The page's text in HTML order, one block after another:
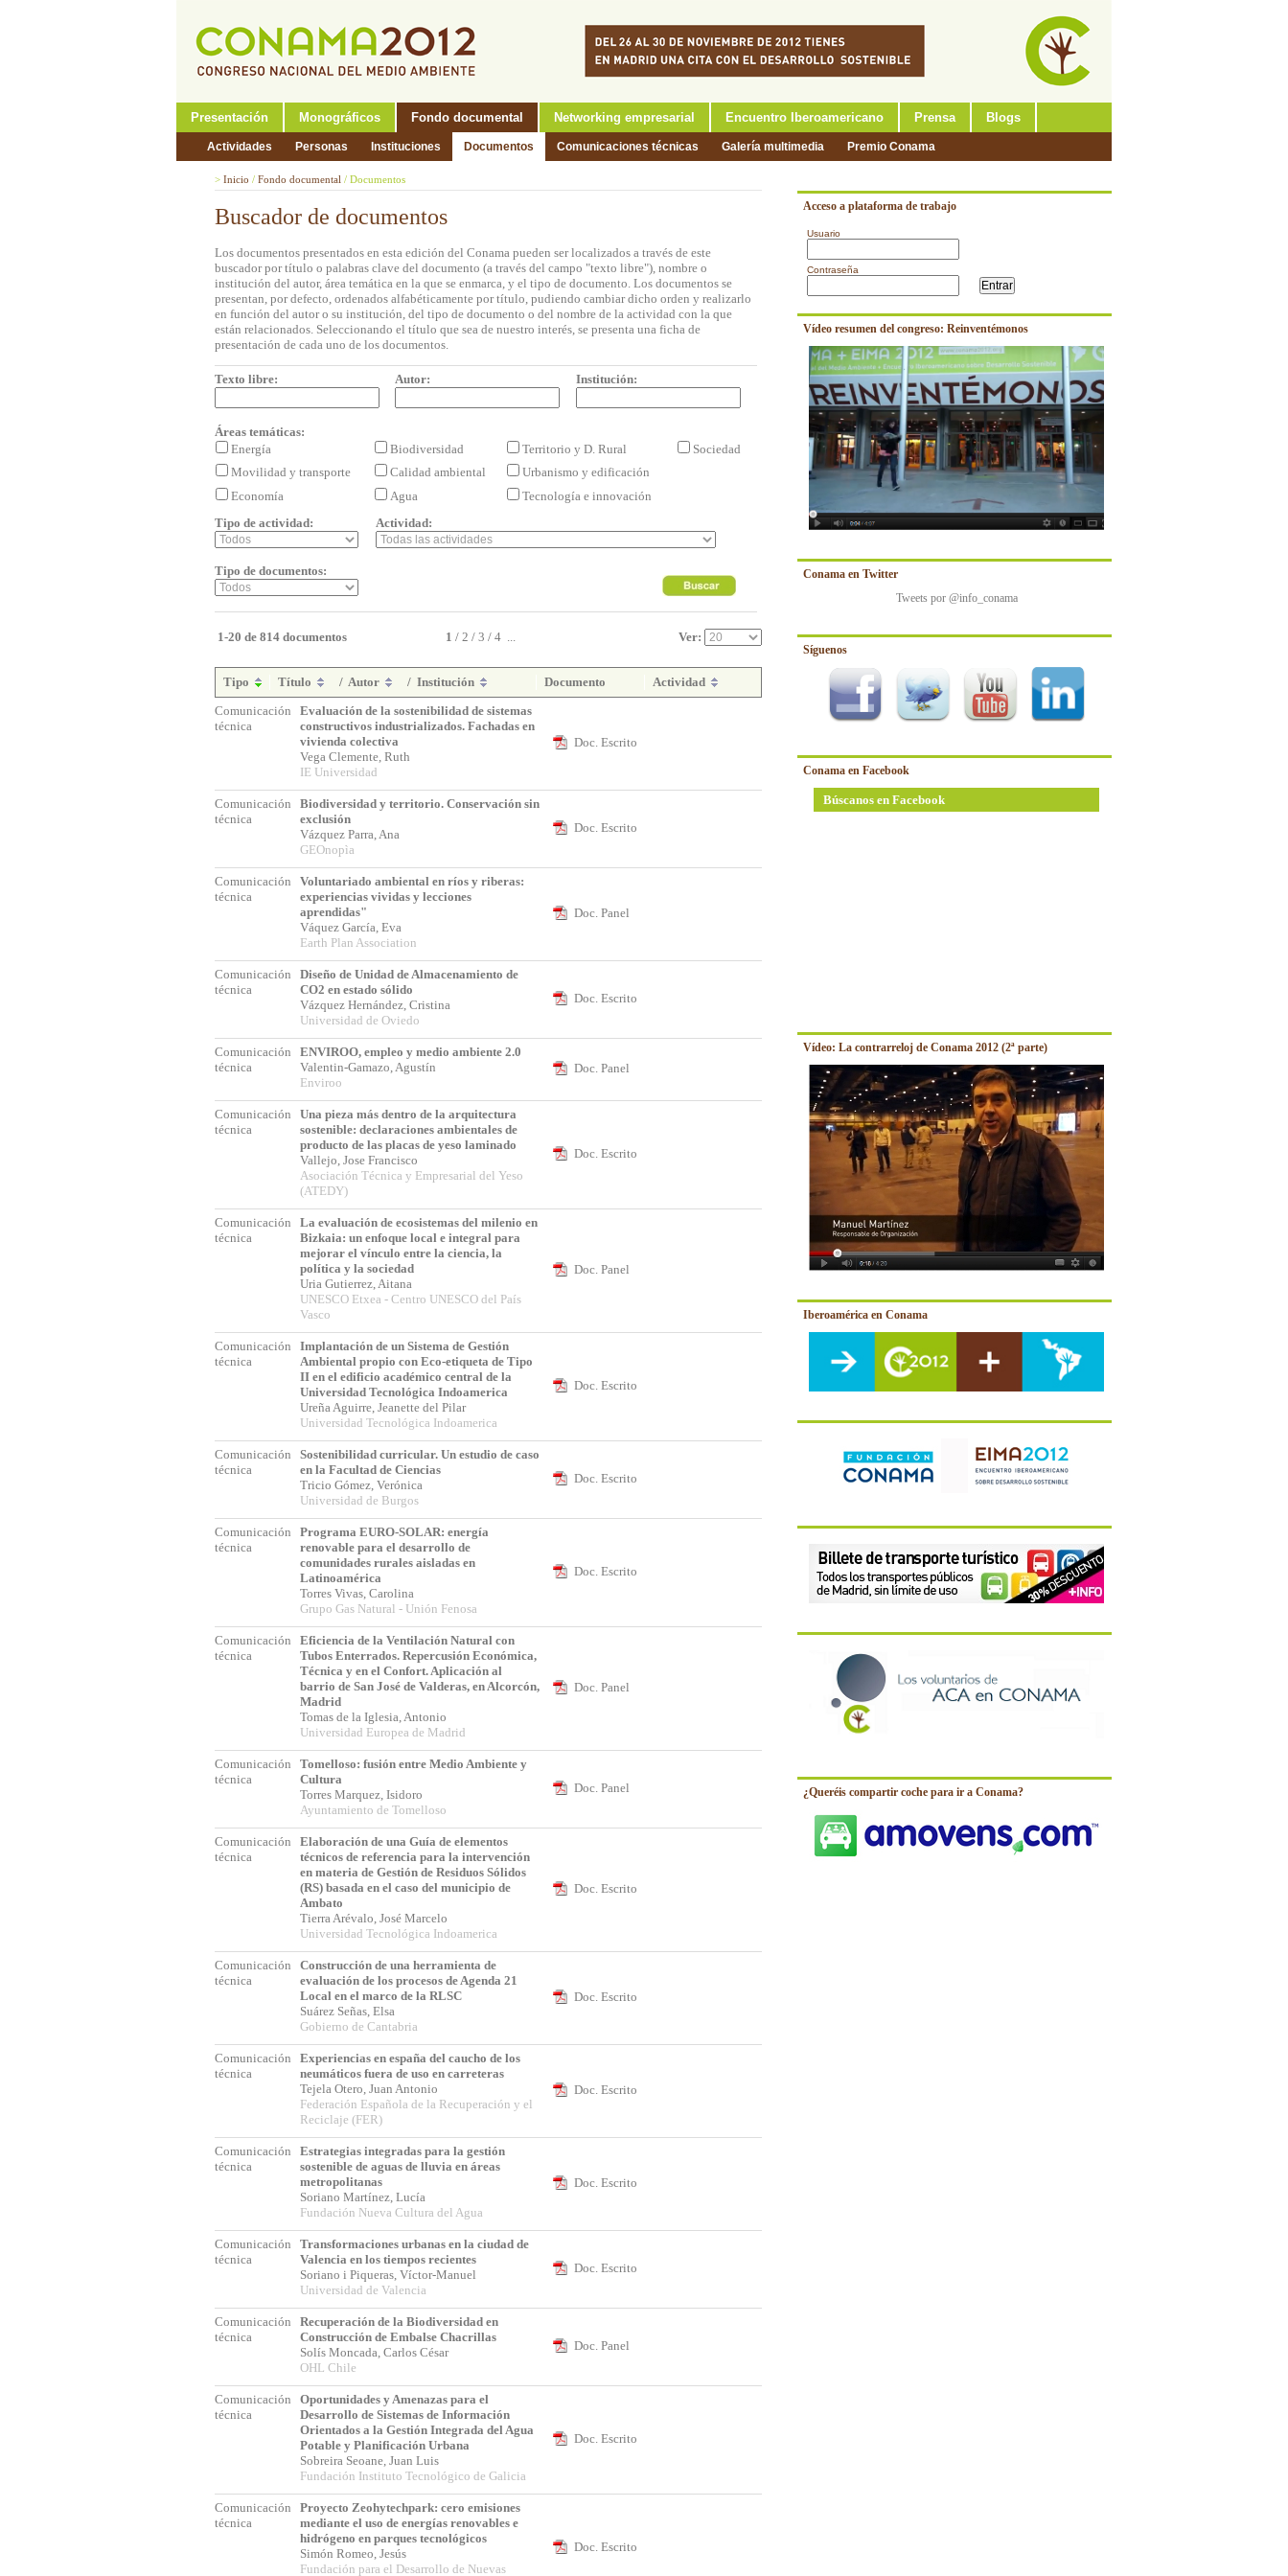
Presentación Monográficos Fondo documental Networking empresarial Encuentro Iberoamericano Prensa Blogs
Actividades Personas Instituciones Documentos Comunicaciones técnicas Galería multimedia Premio Conama
Acceso a plataforma de trabajo
Usuario
Contraseña
Vídeo resumen del congreso: Reinventémonos
Conama en Twitter
Tweets por @info_conama
Síguenos
Conama en Facebook
Búscanos en Facebook
Vídeo: La contrarreloj de Conama 2012 (2ª parte)
Iberoamérica en Conama
¿Queréis compartir coche para ir a Conama?
> Inicio / Fondo documental / Documentos
Buscador de documentos
Los documentos presentados en esta edición del Conama pueden ser localizados a través de este
buscador por título o palabras clave del documento (a través del campo "texto libre"), nombre o
institución del autor, área temática en la que se enmarca, y el tipo de documento. Los documentos se
presentan, por defecto, ordenados alfabéticamente por título, pudiendo cambiar dicho orden y realizarlo
en función del autor o su institución, del tipo de documento o del nombre de la actividad con la que
están relacionados. Seleccionando el título que sea de nuestro interés, se presenta una ficha de
presentación de cada uno de los documentos.
Texto libre: Autor: Institución:
Áreas temáticas:
Energía
Biodiversidad Territorio y D. Rural
Sociedad
Movilidad y transporte
Calidad ambiental
Urbanismo y edificación
Economía
Agua
Tecnología e innovación
Tipo de actividad:
Actividad:
Tipo de documentos:
1-20 de 814 documentos 1 / 2 / 3 / 4 ... Ver:
Tipo Título / Autor / Institución Documento
Actividad
Comunicación
técnica
Evaluación de la sostenibilidad de sistemas
constructivos industrializados. Fachadas en
vivienda colectiva
Vega Clemente, Ruth
IE Universidad
Doc. Escrito
Comunicación
técnica
Biodiversidad y territorio. Conservación sin
exclusión
Vázquez Parra, Ana
GEOnopìa
Doc. Escrito
Comunicación
técnica
Voluntariado ambiental en ríos y riberas:
experiencias vividas y lecciones
aprendidas"
Váquez García, Eva
Earth Plan Association
Doc. Panel
Comunicación
técnica
Diseño de Unidad de Almacenamiento de
CO2 en estado sólido
Vázquez Hernández, Cristina
Universidad de Oviedo
Doc. Escrito
Comunicación
técnica
ENVIROO, empleo y medio ambiente 2.0
Valentin-Gamazo, Agustín
Enviroo
Doc. Panel
Comunicación
técnica
Una pieza más dentro de la arquitectura
sostenible: declaraciones ambientales de
producto de las placas de yeso laminado
Vallejo, Jose Francisco
Asociación Técnica y Empresarial del Yeso
(ATEDY)
Doc. Escrito
Comunicación
técnica
La evaluación de ecosistemas del milenio en
Bizkaia: un enfoque local e integral para
mejorar el vínculo entre la ciencia, la
política y la sociedad
Uria Gutierrez, Aitana
UNESCO Etxea - Centro UNESCO del País
Vasco
Doc. Panel
Comunicación
técnica
Implantación de un Sistema de Gestión
Ambiental propio con Eco-etiqueta de Tipo
II en el edificio académico central de la
Universidad Tecnológica Indoamerica
Ureña Aguirre, Jeanette del Pilar
Universidad Tecnológica Indoamerica
Doc. Escrito
Comunicación
técnica
Sostenibilidad curricular. Un estudio de caso
en la Facultad de Ciencias
Tricio Gómez, Verónica
Universidad de Burgos
Doc. Escrito
Comunicación
técnica
Programa EURO-SOLAR: energía
renovable para el desarrollo de
comunidades rurales aisladas en
Latinoamérica
Torres Vivas, Carolina
Grupo Gas Natural - Unión Fenosa
Doc. Escrito
Comunicación
técnica
Eficiencia de la Ventilación Natural con
Tubos Enterrados. Repercusión Económica,
Técnica y en el Confort. Aplicación al
barrio de San José de Valderas, en Alcorcón,
Madrid
Tomas de la Iglesia, Antonio
Universidad Europea de Madrid
Doc. Panel
Comunicación
técnica
Tomelloso: fusión entre Medio Ambiente y
Cultura
Torres Marquez, Isidoro
Ayuntamiento de Tomelloso
Doc. Panel
Comunicación
técnica
Elaboración de una Guía de elementos
técnicos de referencia para la intervención
en materia de Gestión de Residuos Sólidos
(RS) basada en el caso del municipio de
Ambato
Tierra Arévalo, José Marcelo
Universidad Tecnológica Indoamerica
Doc. Escrito
Comunicación
técnica
Construcción de una herramienta de
evaluación de los procesos de Agenda 21
Local en el marco de la RLSC
Suárez Señas, Elsa
Gobierno de Cantabria
Doc. Escrito
Comunicación
técnica
Experiencias en españa del caucho de los
neumáticos fuera de uso en carreteras
Tejela Otero, Juan Antonio
Federación Española de la Recuperación y el
Reciclaje (FER)
Doc. Escrito
Comunicación
técnica
Estrategias integradas para la gestión
sostenible de aguas de lluvia en áreas
metropolitanas
Soriano Martínez, Lucía
Fundación Nueva Cultura del Agua
Doc. Escrito
Comunicación
técnica
Transformaciones urbanas en la ciudad de
Valencia en los tiempos recientes
Soriano i Piqueras, Víctor-Manuel
Universidad de Valencia
Doc. Escrito
Comunicación
técnica
Recuperación de la Biodiversidad en
Construcción de Embalse Chacrillas
Solís Moncada, Carlos César
OHL Chile
Doc. Panel
Comunicación
técnica
Oportunidades y Amenazas para el
Desarrollo de Sistemas de Información
Orientados a la Gestión Integrada del Agua
Potable y Planificación Urbana
Sobreira Seoane, Juan Luis
Fundación Instituto Tecnológico de Galicia
Doc. Escrito
Comunicación
técnica
Proyecto Zeohytechpark: cero emisiones
mediante el uso de energías renovables e
hidrógeno en parques tecnológicos
Simón Romeo, Jesús
Fundación para el Desarrollo de Nuevas
Doc. Escrito